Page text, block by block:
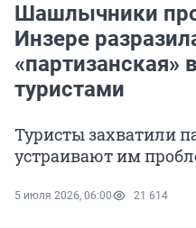
Шашлычники
Инзере
«партизанская»
туристами
Туристы захватили
устраивают им
5 июля 2026, 06:00 21 614